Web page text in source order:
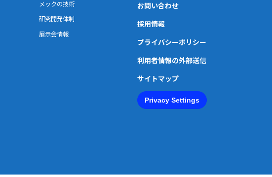
メックの技術
研究開発体制
展示会情報
お問い合わせ
採用情報
プライバシーポリシー
利用者情報の外部送信
サイトマップ
Privacy Settings